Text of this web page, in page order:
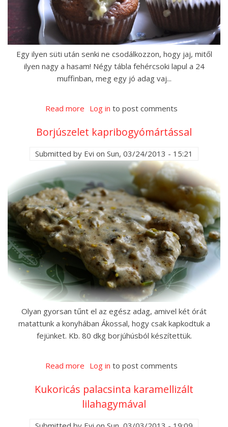
Egy ilyen süti után senki ne csodálkozzon, hogy jaj, mitől
ilyen nagy a hasam! Négy tábla fehércsoki lapul a 24
muffinban, meg egy jó adag vaj...
Read more about
fehércsoki-
Log in to post comments
Borjúszelet kapribogyómártással
Submitted by Evi on Sun, 03/24/2013 - 15:21
Olyan gyorsan tűnt el az egész adag, amivel két órát
matattunk a konyhában Ákossal, hogy csak kapkodtuk a
fejünket. Kb. 80 dkg borjúhúsból készítettük.
Read more about
kapribogyómártással
Log in to post comments
Kukoricás palacsinta karamellizált
lilahagymával